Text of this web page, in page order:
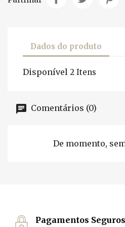
Dados do produto
Disponível 2 Itens
Comentários (0)
De momento,
Pagamentos Seguros